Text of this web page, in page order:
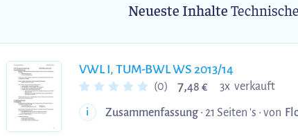
Neueste Inhalte
VWL I, TUM-BWL WS 2013/14
(0) 7,48 € 3x verkauft
i Zusammenfassung• 21 Seiten 's • von